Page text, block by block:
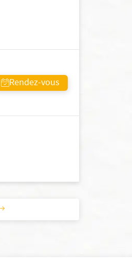
Rendez-vous